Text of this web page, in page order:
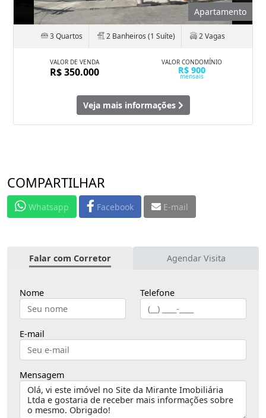
Apartamento
3 Quartos 2 Banheiros (1 Suíte) 2 Vagas
VALOR DE VENDA
R$ 350.000
VALOR CONDOMÍNIO
R$ 900
mensais
Veja mais informações
COMPARTILHAR
Whatsapp Facebook E-mail
Falar com Corretor Agendar Visita
Nome Telefone
E-mail
Mensagem